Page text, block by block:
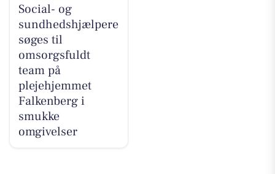
Social- og
sundhedshjælpere
søges til
omsorgsfuldt
team på
plejehjemmet
Falkenberg i
smukke
omgivelser